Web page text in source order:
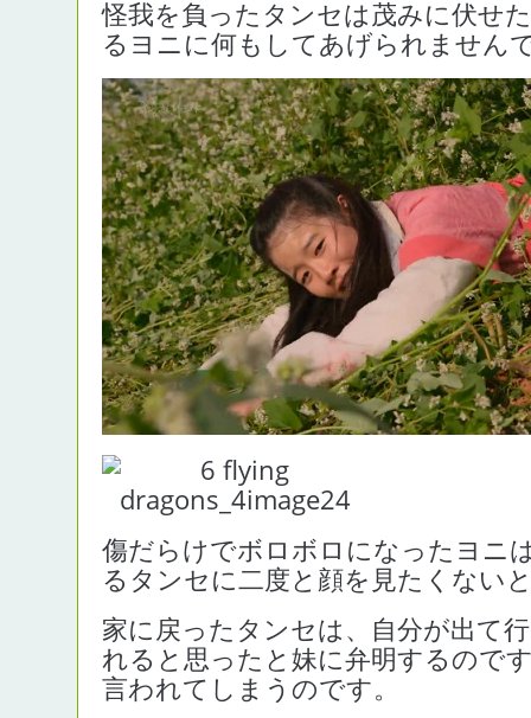
怪我を負ったタンセは茂みに伏せ
るヨニに何もしてあげられません
傷だらけでボロボロになったヨニ
るタンセに二度と顔を見たくない
家に戻ったタンセは、自分が出て
れると思ったと妹に弁明するので
言われてしまうのです。